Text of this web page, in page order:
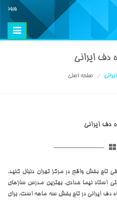
ورود
Toggle
دف ایرانی
صفحه اصلی
دف ایرانی
تاج بخش واقع در مرکز تهران دنبال کنید.
استاد نیما حدادی، بهترین مدرس سازهای
دف ایرانی در تاج بخش سه ماهه است. برای